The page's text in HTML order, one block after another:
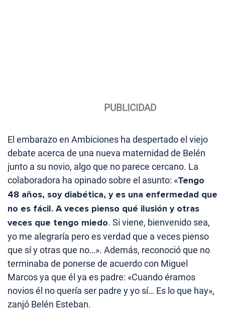
El embarazo en Ambiciones ha despertado el viejo
debate acerca de una nueva maternidad de Belén
junto a su novio, algo que no parece cercano. La
colaboradora ha opinado sobre el asunto: «Tengo
48 años, soy diabética, y es una enfermedad que
no es fácil. A veces pienso qué ilusión y otras
veces que tengo miedo. Si viene, bienvenido sea,
yo me alegraría pero es verdad que a veces pienso
que sí y otras que no…». Además, reconoció que no
terminaba de ponerse de acuerdo con Miguel
Marcos ya que él ya es padre: «Cuando éramos
novios él no quería ser padre y yo sí… Es lo que hay»,
zanjó Belén Esteban.